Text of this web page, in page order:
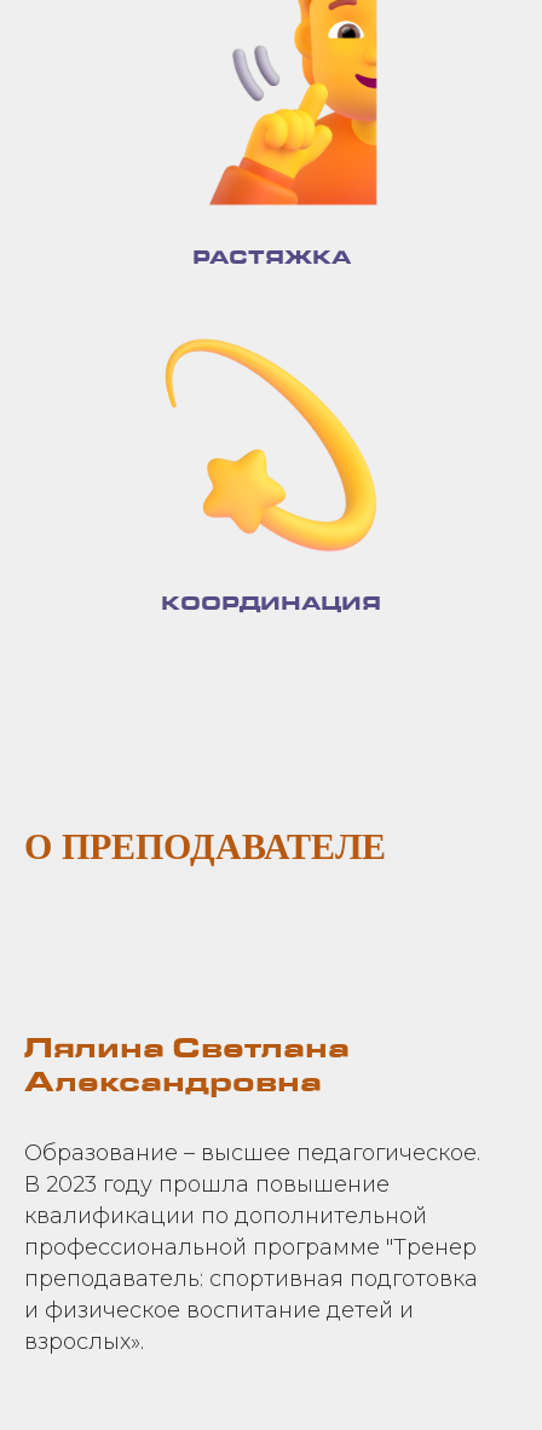
РАСТЯЖКА
КООРДИНАЦИЯ
О ПРЕПОДАВАТЕЛЕ
Лялина Светлана
Александровна
Образование – высшее педагогическое.
В 2023 году прошла повышение
квалификации по дополнительной
профессиональной программе "Тренер
преподаватель: спортивная подготовка
и физическое воспитание детей и
взрослых».